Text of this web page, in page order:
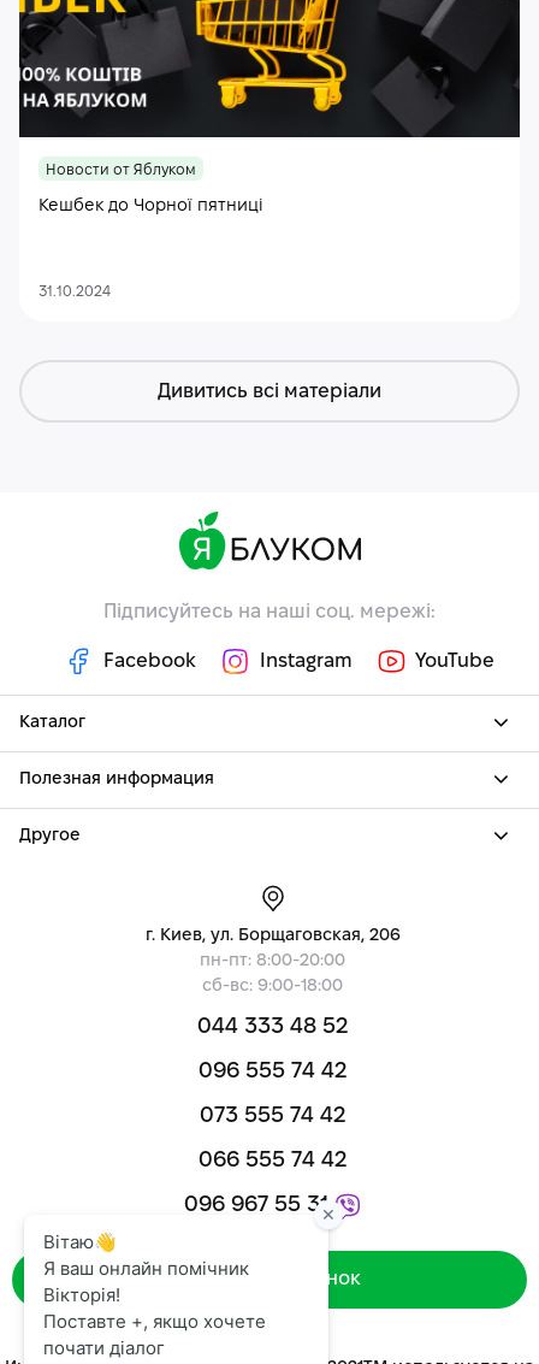
Новости от Яблуком
Кешбек до Чорної пятниці
31.10.2024
Дивитись всі матеріали
Підписуйтесь на наші соц. мережі:
Facebook Instagram YouTube
Каталог
Полезная информация
Другое
г. Киев, ул. Борщаговская, 206
пн-пт: 8:00-20:00
сб-вс: 9:00-18:00
044 333 48 52
096 555 74 42
073 555 74 42
066 555 74 42
096 967 55 31
Зворотний дзвінок